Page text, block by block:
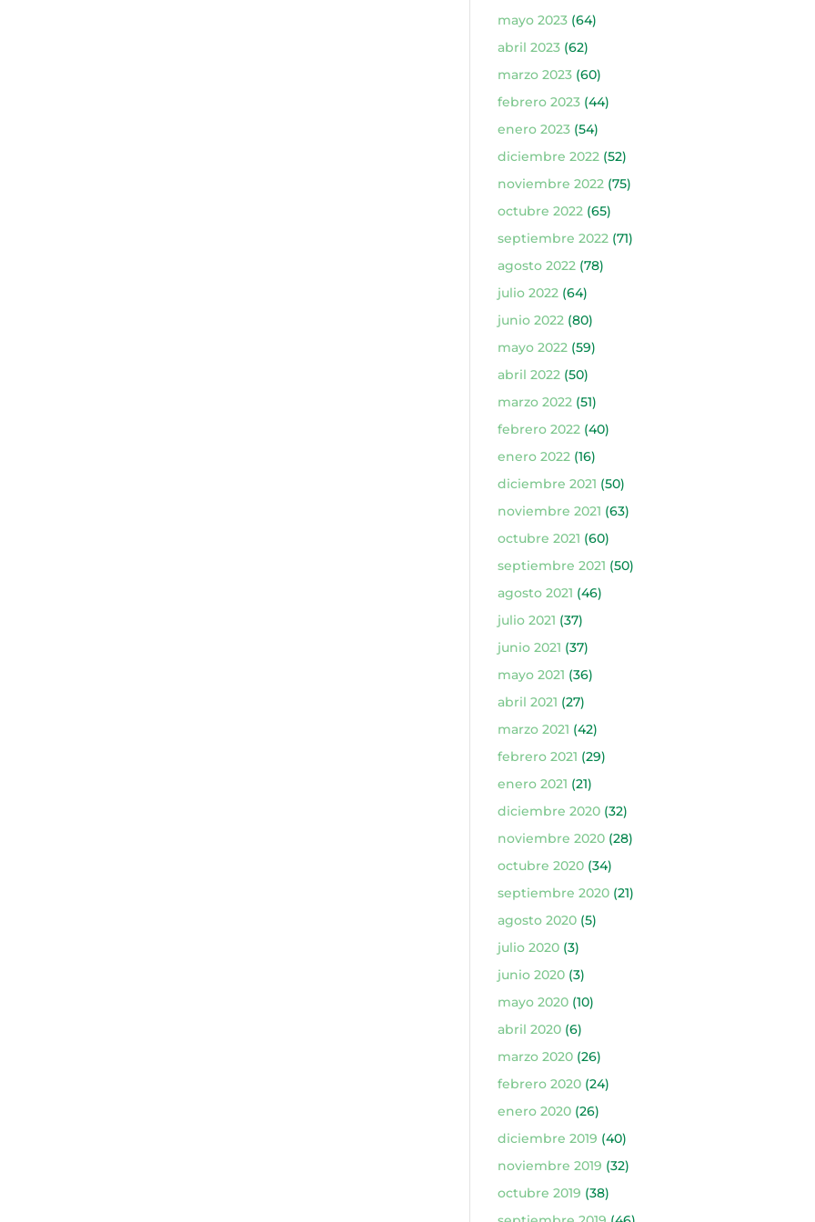
mayo 2023(64)
abril 2023(62)
marzo 2023(60)
febrero 2023(44)
enero 2023(54)
diciembre 2022(52)
noviembre 2022(75)
octubre 2022(65)
septiembre 2022(71)
agosto 2022(78)
julio 2022(64)
junio 2022(80)
mayo 2022(59)
abril 2022(50)
marzo 2022(51)
febrero 2022(40)
enero 2022(16)
diciembre 2021 (50)
noviembre 2021 (63)
octubre 2021 (60)
septiembre 2021 (50)
agosto 2021 (46)
julio 2021 (37)
junio 2021 (37)
mayo 2021 (36)
abril 2021 (27)
marzo 2021 (42)
febrero 2021 (29)
enero 2021 (21)
diciembre 2020(32)
noviembre 2020(28)
octubre 2020(34)
septiembre 2020(21)
agosto 2020(5)
julio 2020(3)
junio 2020(3)
mayo 2020(10)
abril 2020(6)
marzo 2020(26)
febrero 2020(24)
enero 2020(26)
diciembre 2019 (40)
noviembre 2019 (32)
octubre 2019 (38)